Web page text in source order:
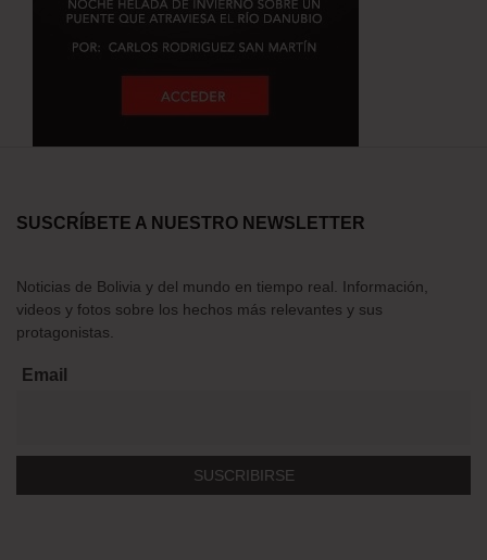
SUSCRÍBETE A NUESTRO NEWSLETTER
Noticias de Bolivia y del mundo en tiempo real. Información,
videos y fotos sobre los hechos más relevantes y sus
protagonistas.
Email